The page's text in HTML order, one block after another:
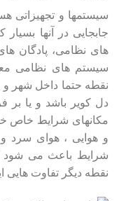
سیستمها و تجهیزاتی
جابجایی در آنها
های نظامی، پادگان
سیستم های نظامی
نقطه حتما داخل شهر
دل کویر باشد و یا بر
مکانهای شرایط خاص
و هوایی ، هوای سرد
شرایط باعث می
نقطه دیگر تفاوت هایی